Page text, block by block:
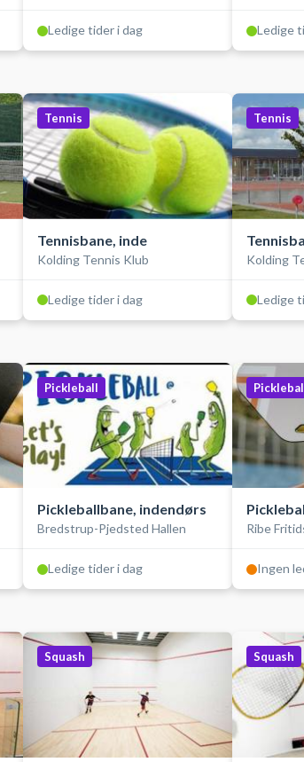
Ledige tider i dag Ledige
Tennis
Tennisbane, inde
Kolding Tennis Klub
Ledige tider i dag
Tennis
Kolding
Ledige
Pickleball
Pickleballbane, indendørs
Bredstrup-Pjedsted Hallen
Ledige tider i dag
Ribe
Ingen
Squash Squash